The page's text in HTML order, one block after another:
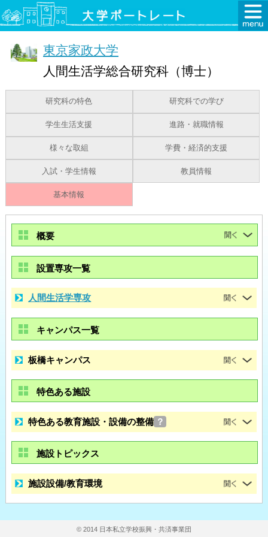
東京家政大学
人間生活学総合研究科（博士）
研究科の特色 研究科での学び
学生生活支援 進路・就職情報
様々な取組 学費・経済的支援
入試・学生情報 教員情報
基本情報
概要
設置専攻一覧
人間生活学専攻
キャンパス一覧
板橋キャンパス
特色ある施設
特色ある教育施設・設備の整備 ？
施設トピックス
施設設備/教育環境
© 2014 日本私立学校振興・共済事業団